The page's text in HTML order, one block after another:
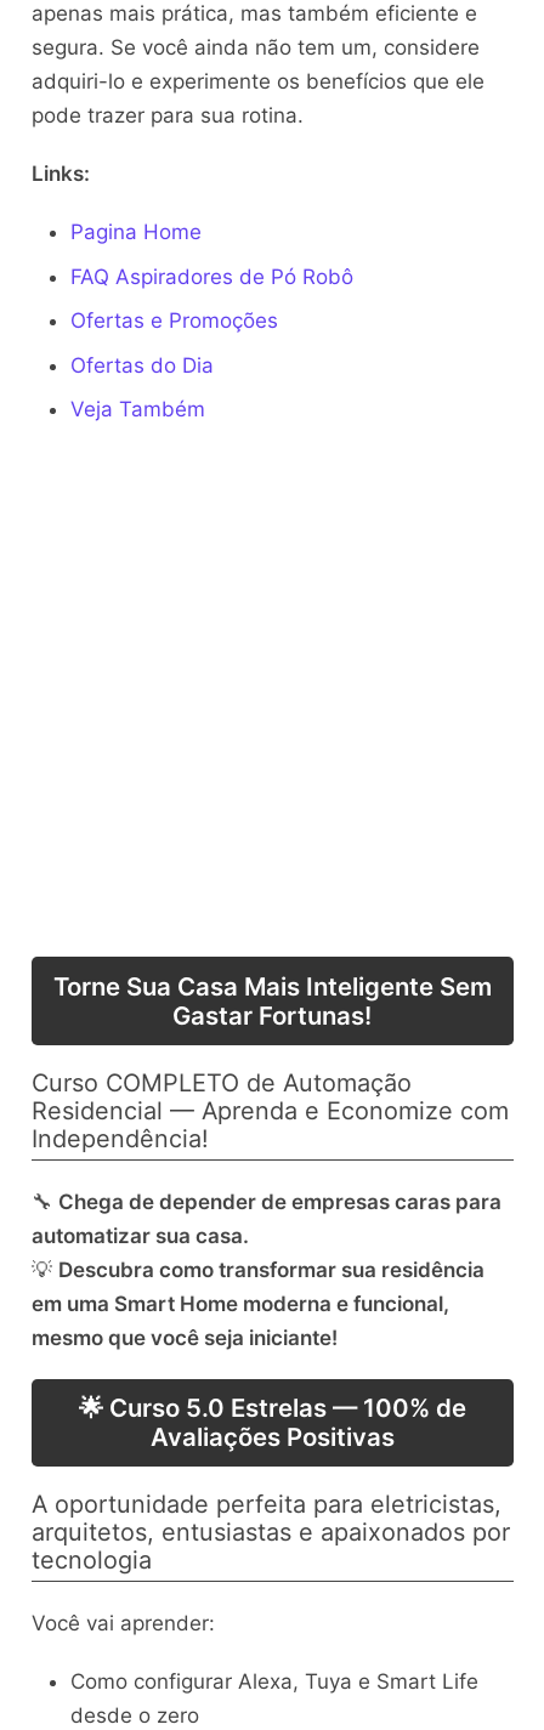
apenas mais prática, mas também eficiente e
segura. Se você ainda não tem um, considere
adquiri-lo e experimente os benefícios que ele
pode trazer para sua rotina.
Links:
Pagina Home
FAQ Aspiradores de Pó Robô
Ofertas e Promoções
Ofertas do Dia
Veja Também
Torne Sua Casa Mais Inteligente Sem
Gastar Fortunas!
Curso COMPLETO de Automação
Residencial — Aprenda e Economize com
Independência!
🔧 Chega de depender de empresas caras para
automatizar sua casa.
💡 Descubra como transformar sua residência
em uma Smart Home moderna e funcional,
mesmo que você seja iniciante!
🌟 Curso 5.0 Estrelas — 100% de
Avaliações Positivas
A oportunidade perfeita para eletricistas,
arquitetos, entusiastas e apaixonados por
tecnologia
Você vai aprender:
Como configurar Alexa, Tuya e Smart Life
desde o zero